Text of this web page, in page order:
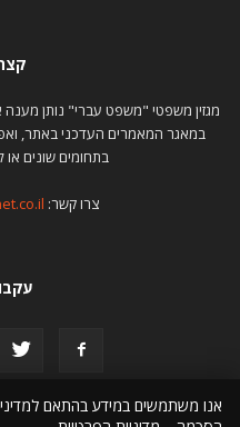
מגזין משפטי "משפט עברי" נותן מענה
במאגר המאמרים העדכני באתר,
בתחומים שונים או
צרו קשר:
אנו משתמשים במידע בהתאם